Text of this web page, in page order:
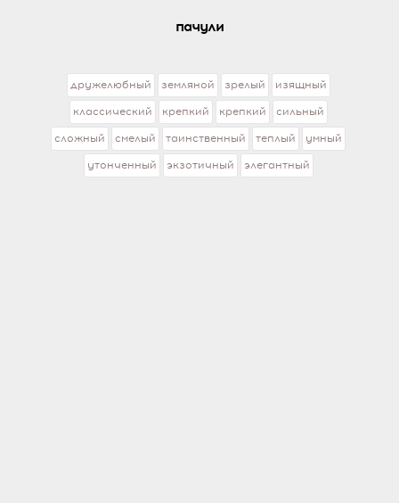
пачули
дружелюбный земляной зрелый
изящный
классический
крепкий крепкий
сильный
сложный
смелый таинственный теплый
умный
утонченный
экзотичный элегантный